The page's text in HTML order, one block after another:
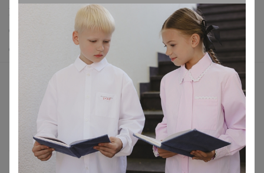
Хиты продаж
Самое желанное
Самое быстрое
Начать зарабатывать с 24-ok
Picabox.ru - Лучшее место для ваших изображений
Розыгрыш - Генератор случайных чисел
Пульс нашего маркетплейса
Укорачиватель ссылок